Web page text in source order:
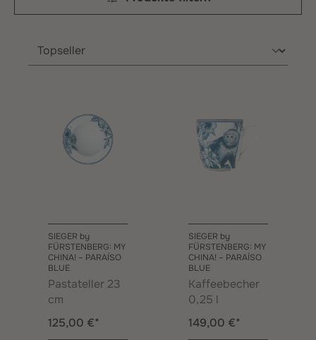
SIEGER by
FÜRSTENBERG: MY
CHINA! – PARAÍSO
BLUE
Pastateller 23
cm
125,00 €*
SIEGER by
FÜRSTENBERG: MY
CHINA! – PARAÍSO
BLUE
Kaffeebecher
0,25 l
149,00 €*